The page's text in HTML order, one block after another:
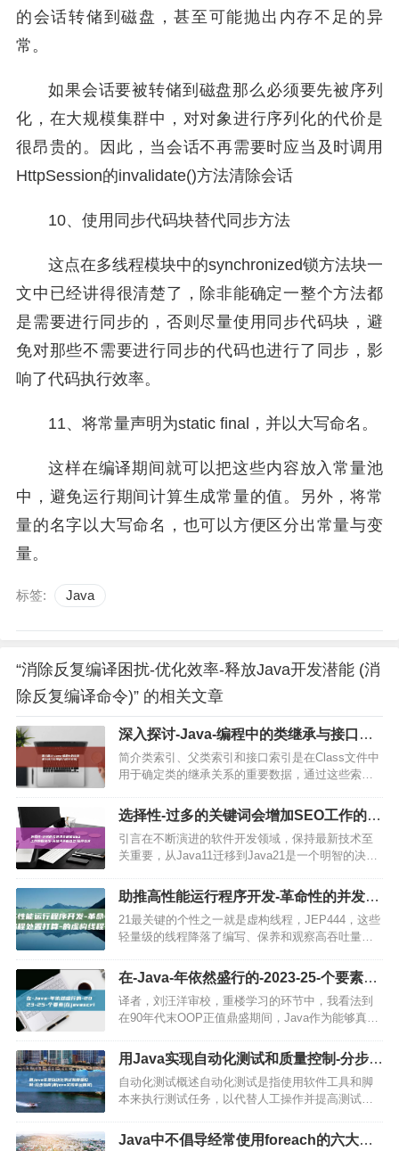
的会话转储到磁盘，甚至可能抛出内存不足的异
常。
如果会话要被转储到磁盘那么必须要先被序列
化，在大规模集群中，对对象进行序列化的代价是
很昂贵的。因此，当会话不再需要时应当及时调用
HttpSession的invalidate()方法清除会话
10、使用同步代码块替代同步方法
这点在多线程模块中的synchronized锁方法块一
文中已经讲得很清楚了，除非能确定一整个方法都
是需要进行同步的，否则尽量使用同步代码块，避
免对那些不需要进行同步的代码也进行了同步，影
响了代码执行效率。
11、将常量声明为static final，并以大写命名。
这样在编译期间就可以把这些内容放入常量池
中，避免运行期间计算生成常量的值。另外，将常
量的名字以大写命名，也可以方便区分出常量与变
量。
标签: Java
“消除反复编译困扰-优化效率-释放Java开发潜能 (消
除反复编译命令)” 的相关文章
深入探讨-Java-编程中的类继承与接口实
现 (深入探讨交流)
简介类索引、父类索引和接口索引是在Class文件中
用于确定类的继承关系的重要数据，通过这些索
继承关系，实现多态性和接口的实现，类索引类索
引用于确定类的…
选择性-过多的关键词会增加SEO工作的复
杂性-关键词不应过多 (选择性太多)
引言在不断演进的软件开发领域，保持最新技术至
关重要，从Java11迁移到Java21是一个明智的决
序的安全性、性能和开发效率，主要迁移理由1.安全
性，保护你…
助推高性能运行程序开发-革命性的并发编
程处置打算-的虚构线程-Java-21 (高性能
运作有什么用)
21最关键的个性之一就是虚构线程，JEP444，这些
轻量级的线程降落了编写、保养和观察高吞吐量并
看一下以后的形态，以便更好地理解它试图处置什
么疑问以及带来了…
在-Java-年依然盛行的-2023-25-个要素
(在javascript中)
译者，刘汪洋审校，重楼学习的环节中，我看法到
在90年代末OOP正值鼎盛期间，Java作为能够真正
过C，，但相比Java影响较小，我特意参观Java的
平台独立…
用Java实现自动化测试和质量控制-分步指
南 (用java实现幸运抽奖)
自动化测试概述自动化测试是指使用软件工具和脚
本来执行测试任务，以代替人工操作并提高测试效
率错误可追溯性持续集成Java实现自动化测试的步
Java中不倡导经常使用foreach的六大场